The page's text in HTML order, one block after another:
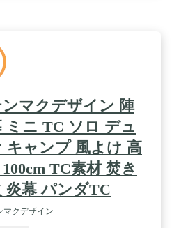
トン製専用収納袋付き。コンパ
バッグ空間を最大限に利用でき
雰囲気作り】ミリタリーテイス
ンを厳選し、自然との一体感が
摩耗なキャンパス生地はより耐
ャンプ、ソロキャンプ、お釣
ベキュー、プライバシー保護な
、焚き火シートなどアクセサリ
気です。
ンマクデザイン 陣
ミニ TC ソロ デュ
キャンプ 風よけ 高
100cm TC素材 焚き
炎幕 パンダTC
マクデザイン